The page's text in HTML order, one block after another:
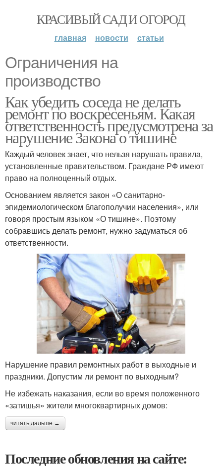
КРАСИВЫЙ САД И ОГОРОД
главная новости статьи
Ограничения на
производство
Как убедить соседа не делать
ремонт по воскресеньям. Какая
ответственность предусмотрена за
нарушение Закона о тишине
Каждый человек знает, что нельзя нарушать правила,
установленные правительством. Граждане РФ имеют
право на полноценный отдых.
Основанием является закон «О санитарно-
эпидемиологическом благополучии населения», или
говоря простым языком «О тишине». Поэтому
собравшись делать ремонт, нужно задуматься об
ответственности.
Нарушение правил ремонтных работ в выходные и
праздники. Допустим ли ремонт по выходным?
Не избежать наказания, если во время положенного
«затишья» жители многоквартирных домов:
читать дальше →
Последние обновления на сайте: